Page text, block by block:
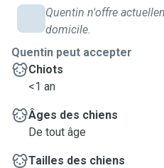
Quentin n'offre
domicile.
Quentin peut accepter
Chiots
<1 an
Âges des chiens
De tout âge
Tailles des chiens